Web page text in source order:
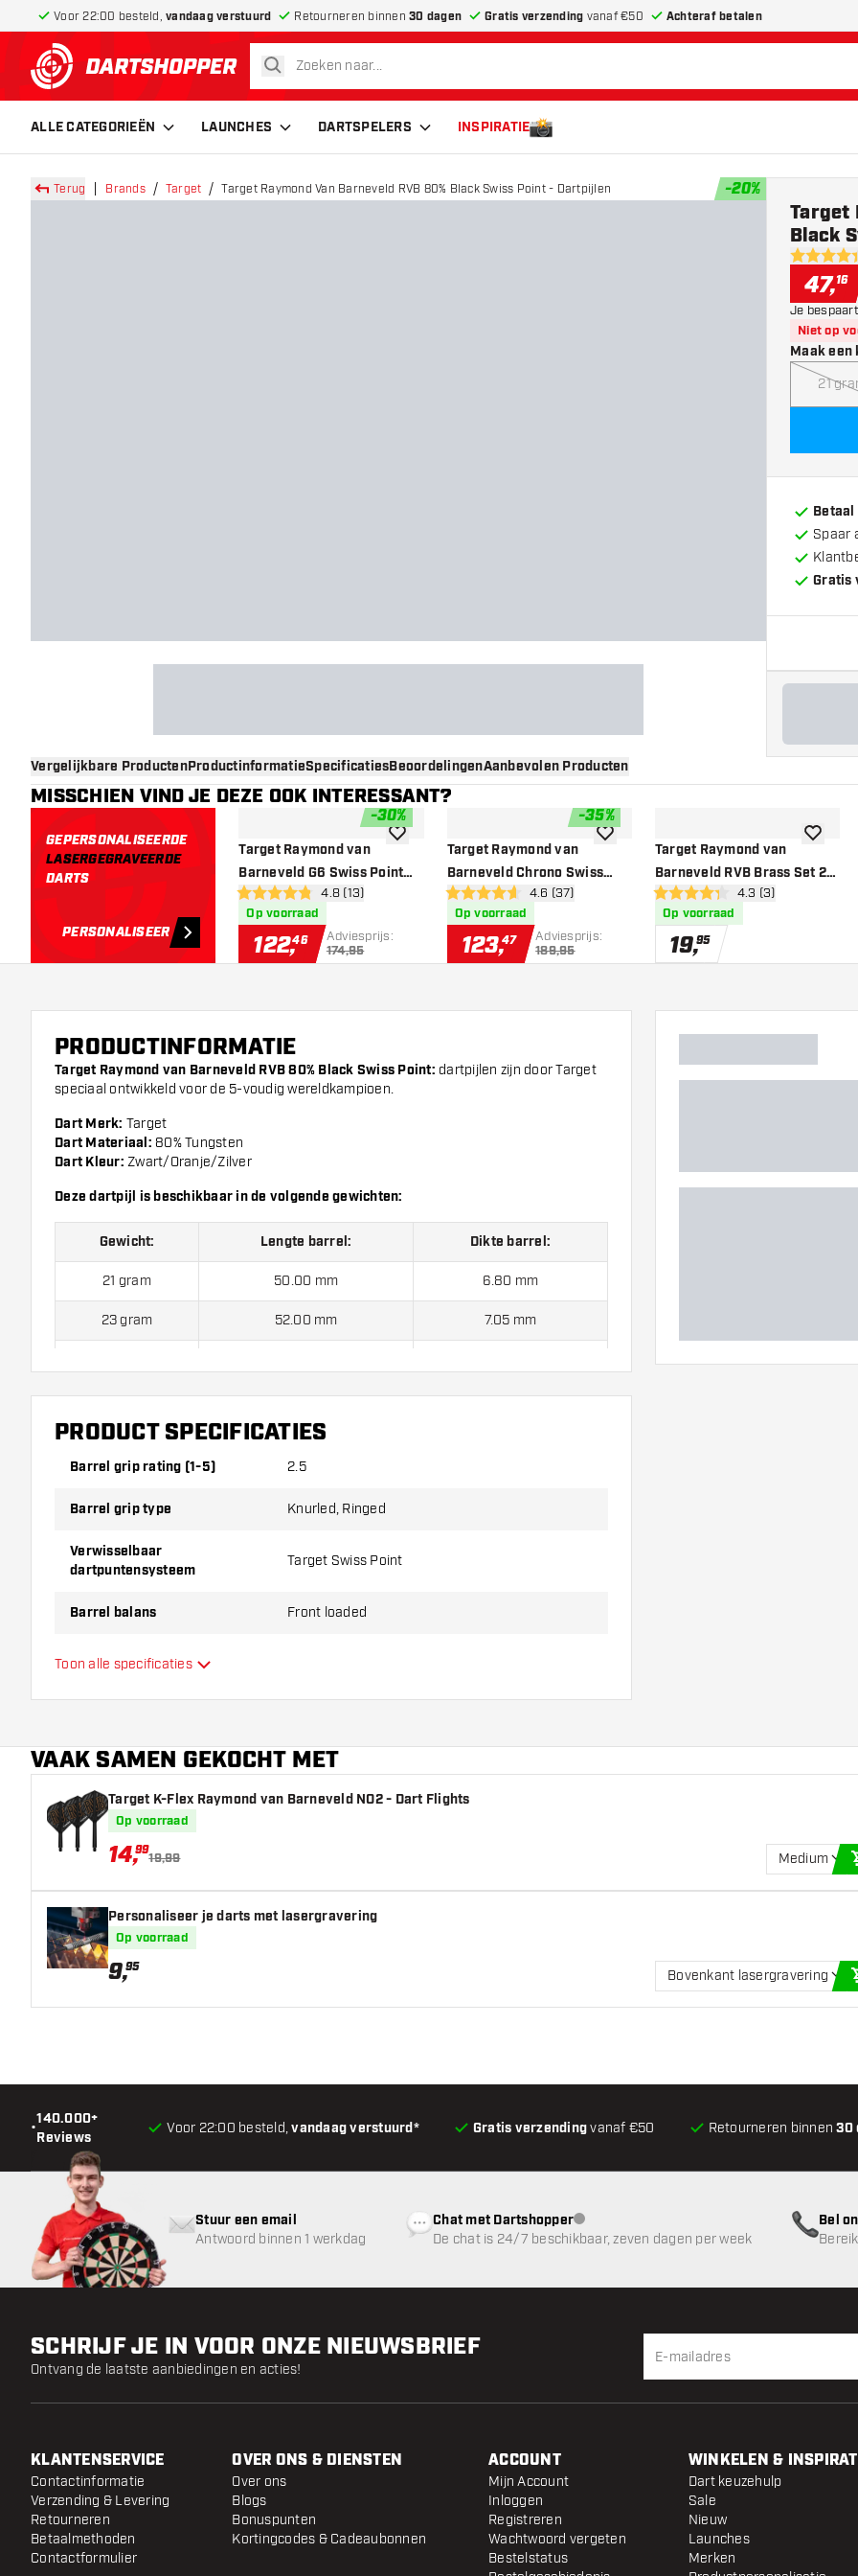
Voor 22:00 besteld, vandaag verstuurd Retourneren binnen 30 dagen Gratis verzending vanaf €50 Achteraf betalen
terug naar home pagina
zoeken
ALLE CATEGORIEËN LAUNCHES DARTSPELERS INSPIRATIE
Terug Brands Target Target Raymond Van Barneveld RVB 80% Black Swiss Point - Dartpijlen -20%
4.4 score
Target
Black
47,16
Je bespaart
Niet op
Maak een
21
Spaar
Gratis
Vergelijkbare ProductenProductinformatieSpecificatiesBeoordelingenAanbevolen Producten
MISSCHIEN VIND JE DEZE OOK INTERESSANT?
GEPERSONALISEERDE
LASERGEGRAVEERDE
DARTS
PERSONALISEER
-30%
Target Raymond van
Barneveld G6 Swiss Point
95% - Dartpijlenopen reviews drawer
4.8 score sterren4.8 (13)
Op voorraad
122,46 Adviesprijs:
174,95
toevoegen aan verlanglijst
-35%
Target Raymond van
Barneveld Chrono Swiss
Point 95% - Dartpijlen
open reviews drawer
4.6 score sterren4.6 (37)
Op voorraad
123,47 Adviesprijs:
189,95
toevoegen aan verlanglijst
Target Raymond van
Barneveld RVB Brass Set 22
Pieces - Dartpijlenopen reviews drawer
4.3 score sterren4.3 (3)
Op voorraad
19,95
PRODUCTINFORMATIE
Target Raymond van Barneveld RVB 80% Black Swiss Point: dartpijlen zijn door Target
speciaal ontwikkeld voor de 5-voudig wereldkampioen.
Dart Merk: Target
Dart Materiaal: 80% Tungsten
Dart Kleur: Zwart/Oranje/Zilver
Deze dartpijl is beschikbaar in de volgende gewichten:
Gewicht: Lengte barrel: Dikte barrel:
21 gram 50.00 mm 6.80 mm
23 gram 52.00 mm 7.05 mm
geleverd met:Target Swiss Points, Target Pro Grip shafts en Target RVB Flights en Swiss
Point Tool
PRODUCT SPECIFICATIES
Barrel grip rating (1-5) 2.5
Barrel grip type Knurled, Ringed
Verwisselbaar
dartpuntensysteem
Target Swiss Point
Barrel balans Front loaded
Materiaal dartpijlen
Barrel neus grip
Barrel neus vorm
Barrel gripzone
Barrel vorm
Gewicht
Toon alle specificaties
VAAK SAMEN GEKOCHT MET
Target K-Flex Raymond van Barneveld NO2 - Dart Flights
Op voorraad
14,99
19,99 Medium
Personaliseer je darts met lasergravering
Op voorraad
9,95
Bovenkant lasergravering
•
140.000+
Reviews
Voor 22:00 besteld,vandaag verstuurd* Gratis verzendingvanaf €50 Retourneren binnen30
Stuur een email
Antwoord binnen 1 werkdag
Chat met Dartshopperklantenservice niet beschikbaar
De chat is 24/7 beschikbaar, zeven dagen per week
Bel
SCHRIJF JE IN VOOR ONZE NIEUWSBRIEF
Ontvang de laatste aanbiedingen en acties!
KLANTENSERVICE
Contactinformatie
Verzending & Levering
Retourneren
Betaalmethoden
Contactformulier
OVER ONS & DIENSTEN
Over ons
Blogs
Bonuspunten
Kortingcodes & Cadeaubonnen
ACCOUNT
Mijn Account
Inloggen
Registreren
Wachtwoord vergeten
Bestelstatus
WINKELEN &
Dart keuzehulp
Sale
Nieuw
Launches
Merken